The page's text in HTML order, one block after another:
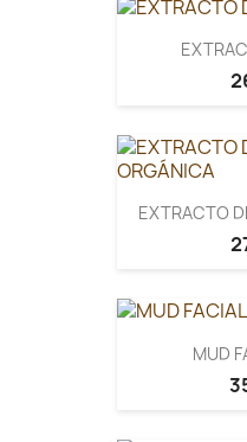
EXTRACTO
MUD